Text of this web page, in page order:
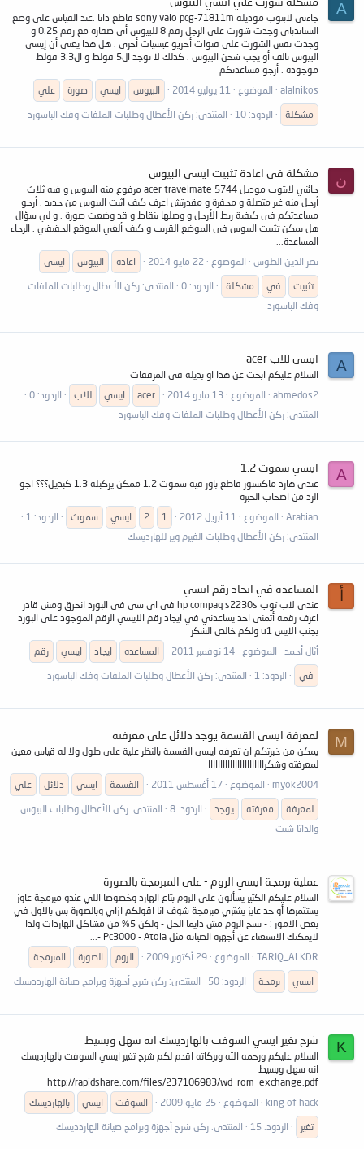
A
جاءني لابتوب موديله sony vaio pcg-71811m قاطع داتا .عند القياس علي وضع
الستاندباي وجدت شورت علي الرجل رقم 8 للبيوس أي صفارة مع رقم 0.25 و
وجدت نفس الشورت علي قنوات أخريو غيسيات أخري . هل هذا يعني أن إيسي
البيوس تالف أو يجب شحن البيوس . كذلك لا توجد ال5 فولط و ال3.3 فولط
موجودة . أرجو مساعدتكم
alalnikos
الموضوع 11 يوليو 2014 البيوس ايسي صورة
علي
مشكلة
الردود: 10 المنتدى: ركن الأعطال وطلبات الملفات وفك الباسورد
ن مشكلة فى اعادة تثبيت ايسي البيوس
جائني لابتوب موديل acer travelmate 5744 مرفوع منه البيوس و فيه ثلاث
أرجل منه غير متصلة و محفرة و مقدرتش اعرف كيف اثبت البيوس من جديد . أرجو
مساعدتكم فى كيفية ربط الأرجل و وصلها بنقاط و قد وضعت صورة . و لي سؤال
هل يمكن تثبيت البيوس فى الموضع القريب و كيف ألغي الموقع الحقيقي . الرجاء
المساعدة...
نصر الدين الطوس
الموضوع 22 مايو 2014 اعادة البيوس
ايسي
تثبيت
في مشكلة الردود: 0 المنتدى: ركن الأعطال وطلبات الملفات
وفك الباسورد
A ايسى للاب acer
السلام عليكم ابحث عن هذا او بديله فى المرفقات
ahmedos2
الموضوع 13 مايو 2014 acer ايسي للاب
الردود: 0
المنتدى: ركن الأعطال وطلبات الملفات وفك الباسورد
A ايسي سموث 1.2
عندي هارد ماكستور قاطع باور فيه سموث 1.2 ممكن يركبله 1.3 كبديل؟؟؟ اجو
الرد من اصحاب الخبره
Arabian
الموضوع 11 أبريل 2012 1
2 ايسي سموث
الردود: 1
المنتدى: ركن الأعطال وطلبات الفيرم وير للهارديسك
المساعده في ايجاد رقم ايسي
عندي لاب توب hp compaq s2230s في اي سي في البورد انحرق ومش قادر
اعرف رقمه أتمنى احد يساعدني في ايجاد رقم الايسي الرقم الموجود على البورد
بجنب الايس u1 ولكم خالص الشكر
أثال أحمد
الموضوع 14 نوفمبر 2011 المساعده ايجاد ايسي
رقم
في
الردود: 1 المنتدى: ركن الأعطال وطلبات الملفات وفك الباسورد
M لمعرفة ايسى القسمة يوجد دلائل على معرفته
يمكن من خبرتكم ان تعرفه ايسى القسمة بالنظر علية على طول ولا له قياس معين
لمعرفته وشكرااااااااااااااااااااااا
myok2004
الموضوع 17 أغسطس 2011 القسمة ايسي دلائل
علي
لمعرفة
معرفته يوجد الردود: 8 المنتدى: ركن الأعطال وطلبات البيوس
والداتا شيت
عملية برمجة ايسي الروم - على المبرمجة بالصورة
السلام عليكم الكثير يسألون على الروم بتاع الهارد وخصوصا اللي عندو مبرمجة عاوز
يستثمرها أو حد عايز يشتري مبرمجة شوف انا اقولكم ازاي وبالصورة بس بالاول في
بعض الامور : - نسخ الروم مش دايما الحل - ولكن 5% من مشاكل الهاردات ولذا
لايمكنك الاستغناء عن أجهزة الصيانة مثل Pc3000 - Atola -...
TARIQ_ALKDR
الموضوع 29 أكتوبر 2009 الروم الصورة
المبرمجة
ايسي
برمجة الردود: 50 المنتدى: ركن شرح أجهزة وبرامج صيانة الهاردديسك
K شرح تغير ايسي السوفت بالهارديسك انه سهل وبسيط
السلام عليكم ورحمه الله وبركاته اقدم لكم شرح تغير ايسي السوفت بالهارديسك
انه سهل وبسيط
http://rapidshare.com/files/237106983/wd_rom_exchange.pdf
king of hack
الموضوع 25 مايو 2009 السوفت ايسي
بالهارديسك
تغير
الردود: 15 المنتدى: ركن شرح أجهزة وبرامج صيانة الهاردديسك